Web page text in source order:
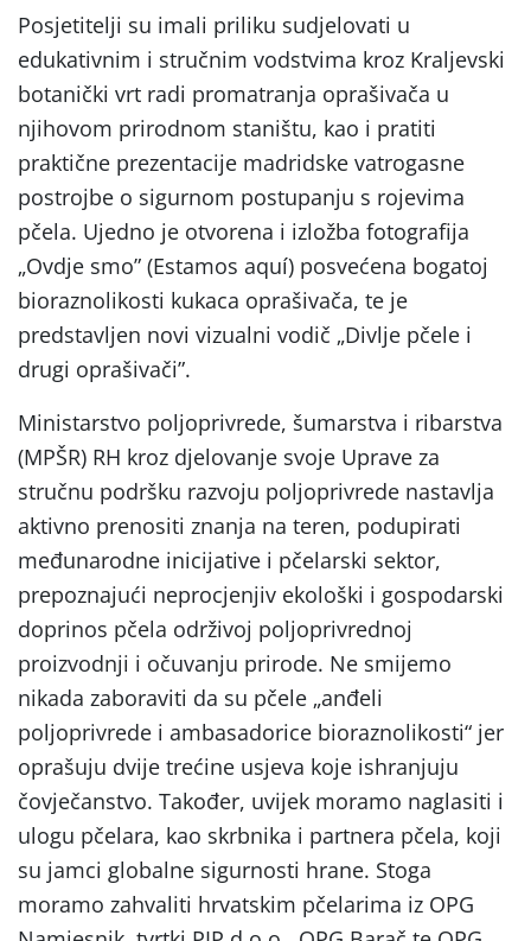
Posjetitelji su imali priliku sudjelovati u
edukativnim i stručnim vodstvima kroz Kraljevski
botanički vrt radi promatranja oprašivača u
njihovom prirodnom staništu, kao i pratiti
praktične prezentacije madridske vatrogasne
postrojbe o sigurnom postupanju s rojevima
pčela. Ujedno je otvorena i izložba fotografija
„Ovdje smo” (Estamos aquí) posvećena bogatoj
bioraznolikosti kukaca oprašivača, te je
predstavljen novi vizualni vodič „Divlje pčele i
drugi oprašivači”.
Ministarstvo poljoprivrede, šumarstva i ribarstva
(MPŠR) RH kroz djelovanje svoje Uprave za
stručnu podršku razvoju poljoprivrede nastavlja
aktivno prenositi znanja na teren, podupirati
međunarodne inicijative i pčelarski sektor,
prepoznajući neprocjenjiv ekološki i gospodarski
doprinos pčela održivoj poljoprivrednoj
proizvodnji i očuvanju prirode. Ne smijemo
nikada zaboraviti da su pčele „anđeli
poljoprivrede i ambasadorice bioraznolikosti“ jer
oprašuju dvije trećine usjeva koje ishranjuju
čovječanstvo. Također, uvijek moramo naglasiti i
ulogu pčelara, kao skrbnika i partnera pčela, koji
su jamci globalne sigurnosti hrane. Stoga
moramo zahvaliti hrvatskim pčelarima iz OPG